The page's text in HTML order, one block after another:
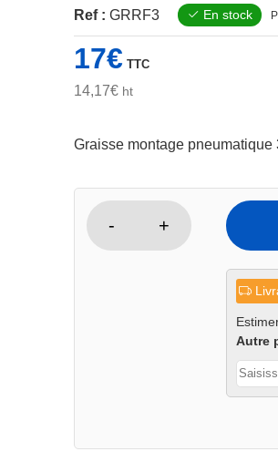
Ref : GRRF3 En stock
17€ TTC
14,17€ ht
Graisse montage pneumatique
-
quantité
+
Autre